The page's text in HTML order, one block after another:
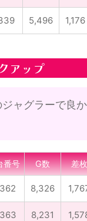
5,496 1,176
アップ
ャグラーで良
番号 G数 差枚
362 8,326
363 8,231